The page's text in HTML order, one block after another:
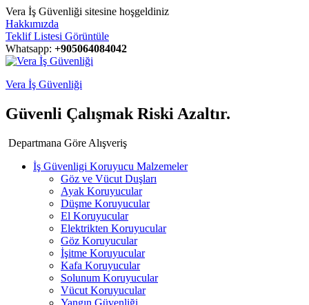
Vera İş Güvenliği sitesine hoşgeldiniz
Hakkımızda
Teklif Listesi Görüntüle
Whatsapp: +905064084042
Vera İş Güvenliği
Güvenli Çalışmak Riski Azaltır.
Departmana Göre Alışveriş
İş Güvenligi Koruyucu Malzemeler
Göz ve Vücut Duşları
Ayak Koruyucular
Düşme Koruyucular
El Koruyucular
Elektrikten Koruyucular
Göz Koruyucular
İşitme Koruyucular
Kafa Koruyucular
Solunum Koruyucular
Vücut Koruyucular
Yangın Güvenliği